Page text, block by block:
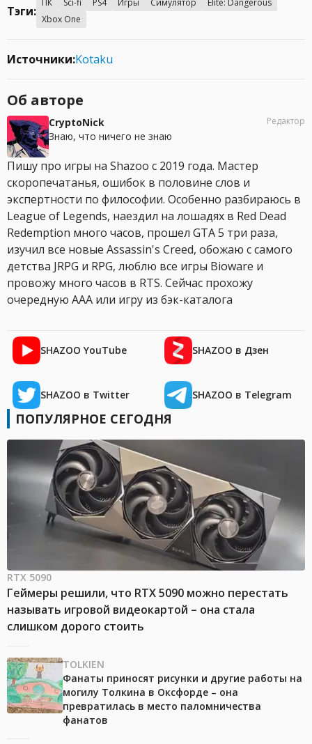
Тэги:
ПК Sci-fi PS4 Игры Симулятор
Elite: Dangerous
Xbox One
Источники:Kotaku
Об авторе
CryptoNick
Знаю, что ничего не знаю
Редактор
Пишу про игры на Shazoo с 2019 года. Мастер
скоропечатанья, ошибок в половине слов и
экспертности по философии. Особенно разбираюсь в
League of Legends, наездил на лошадях в Red Dead
Redemption много часов, прошел GTA 5 три раза,
изучил все новые Assassin's Creed, обожаю с самого
детства JRPG и RPG, люблю все игры Bioware и
провожу много часов в RTS. Сейчас прохожу
очередную AAA или игру из бэк-каталога
SHAZOO YouTube SHAZOO в Дзен
SHAZOO в Twitter SHAZOO в Telegram
ПОПУЛЯРНОЕ СЕГОДНЯ
RTX 5090
Геймеры решили, что RTX 5090 можно перестать
называть игровой видеокартой – она стала
слишком дорого стоить
TOLKIEN
Фанаты приносят рисунки и другие работы на
могилу Толкина в Оксфорде – она
превратилась в место паломничества
фанатов